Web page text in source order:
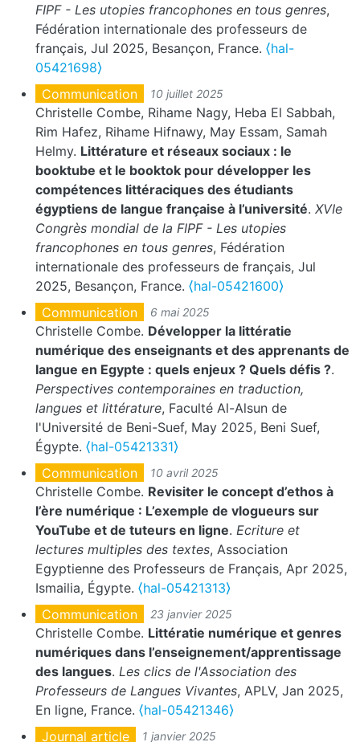
FIPF - Les utopies francophones en tous genres,
Fédération internationale des professeurs de
français, Jul 2025, Besançon, France. ⟨hal-
05421698⟩
Communication
10 juillet 2025
Christelle Combe, Rihame Nagy, Heba El Sabbah,
Rim Hafez, Rihame Hifnawy, May Essam, Samah
Helmy. Littérature et réseaux sociaux : le
booktube et le booktok pour développer les
compétences littéraciques des étudiants
égyptiens de langue française à l’université. XVIe
Congrès mondial de la FIPF - Les utopies
francophones en tous genres, Fédération
internationale des professeurs de français, Jul
2025, Besançon, France. ⟨hal-05421600⟩
Communication
6 mai 2025
Christelle Combe. Développer la littératie
numérique des enseignants et des apprenants de
langue en Egypte : quels enjeux ? Quels défis ?.
Perspectives contemporaines en traduction,
langues et littérature, Faculté Al-Alsun de
l'Université de Beni-Suef, May 2025, Beni Suef,
Égypte. ⟨hal-05421331⟩
Communication
10 avril 2025
Christelle Combe. Revisiter le concept d’ethos à
l’ère numérique : L’exemple de vlogueurs sur
YouTube et de tuteurs en ligne. Ecriture et
lectures multiples des textes, Association
Egyptienne des Professeurs de Français, Apr 2025,
Ismailia, Égypte. ⟨hal-05421313⟩
Communication
23 janvier 2025
Christelle Combe. Littératie numérique et genres
numériques dans l’enseignement/apprentissage
des langues. Les clics de l'Association des
Professeurs de Langues Vivantes, APLV, Jan 2025,
En ligne, France. ⟨hal-05421346⟩
Journal article
1 janvier 2025